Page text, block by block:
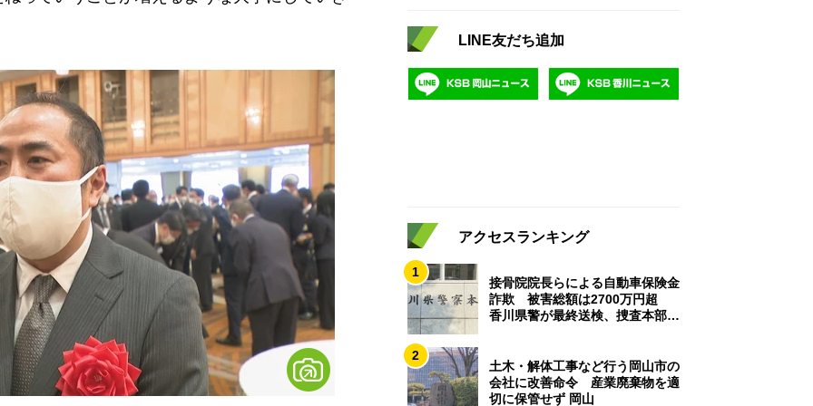
LINE友だち追加
アクセスランキング
1
接骨院院長らによる自動車保険金
詐欺 被害総額は2700万円超
香川県警が最終送検、捜査本部解
2
土木・解体工事など行う岡山市の
会社に改善命令 産業廃棄物を適
切に保管せず 岡山